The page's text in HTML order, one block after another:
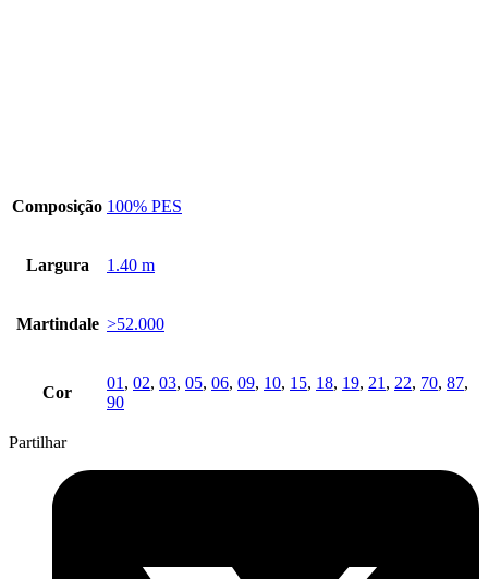
Composição 100% PES
Largura 1.40 m
Martindale >52.000
Cor
01 , 02, 03, 05, 06, 09, 10, 15, 18, 19, 21 , 22, 70, 87,
90
Partilhar